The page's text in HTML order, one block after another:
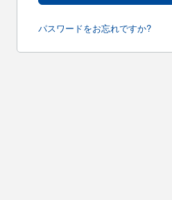
パスワードをお忘れですか?